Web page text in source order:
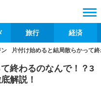
旅行 経済
ン 片付け始めると結局散らかって
終わるのなんで！？3
解説！